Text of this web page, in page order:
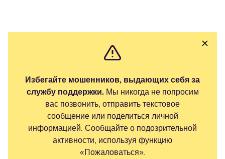
Избегайте мошенников, выдающих себя за
службу поддержки.Мы никогда не попросим
вас позвонить, отправить текстовое
сообщение или поделиться личной
информацией. Сообщайте о подозрительной
активности, используя функцию
«Пожаловаться».